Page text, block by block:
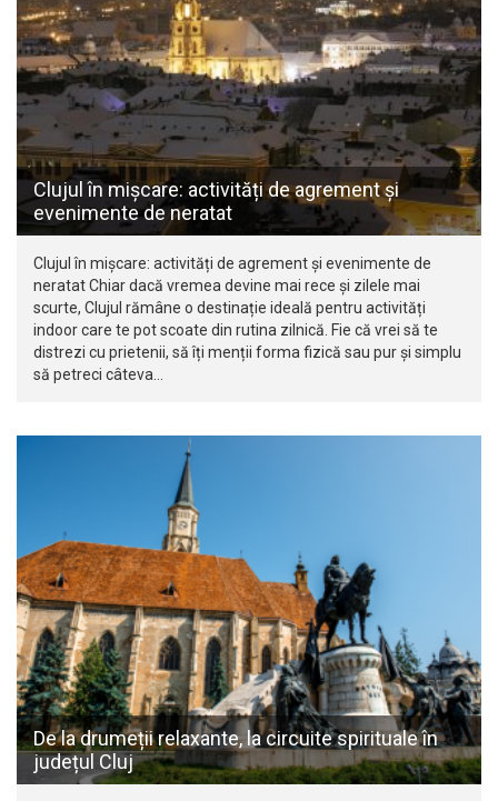
Clujul în mișcare: activități de agrement și
evenimente de neratat
Clujul în mișcare: activități de agrement și evenimente de
neratat Chiar dacă vremea devine mai rece și zilele mai
scurte, Clujul rămâne o destinație ideală pentru activități
indoor care te pot scoate din rutina zilnică. Fie că vrei să te
distrezi cu prietenii, să îți menții forma fizică sau pur și simplu
să petreci câteva…
De la drumeții relaxante, la circuite spirituale în
județul Cluj